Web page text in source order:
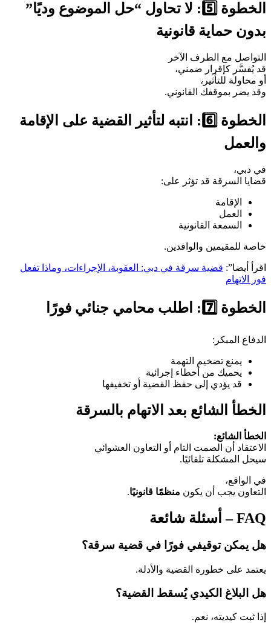
الخطوة 5️⃣: لا تحاول “حل الموضوع وديًا”
بدون حماية قانونية
التواصل مع الطرف الآخر
قد يُفسَّر كإقرار ضمني،
أو محاولة للتأثير،
وقد يضر بموقفك القانوني.
الخطوة 6️⃣: انتبه لتأثير القضية على الإقامة
والعمل
في دبي،
قضايا السرقة قد تؤثر على:
الإقامة
العمل
السمعة القانونية
خاصة للمقيمين والوافدين.
اقرأ أيضا”: قضية سرقة في دبي: العقوبة، الإجراءات، وماذا تفعل
فور الاتهام
الخطوة 7️⃣: اطلب محامي جنائي فورًا
الدفاع المبكر:
يمنع تضخيم التهمة
يحميك من أخطاء إجرائية
قد يؤدي إلى حفظ القضية أو تخفيفها
الخطأ الشائع بعد الاتهام بالسرقة
الخطأ الشائع:
الاعتقاد أن الصمت التام أو التعاون العشوائي
سيحل المشكلة تلقائيًا.
في الواقع،
التعاون يجب أن يكون منظمًا قانونيًا.
FAQ – أسئلة شائعة
هل يمكن توقيفي فورًا في قضية سرقة؟
يعتمد على خطورة القضية والأدلة.
هل البلاغ الكيدي يُسقط القضية؟
إذا ثبت كيديته، نعم.